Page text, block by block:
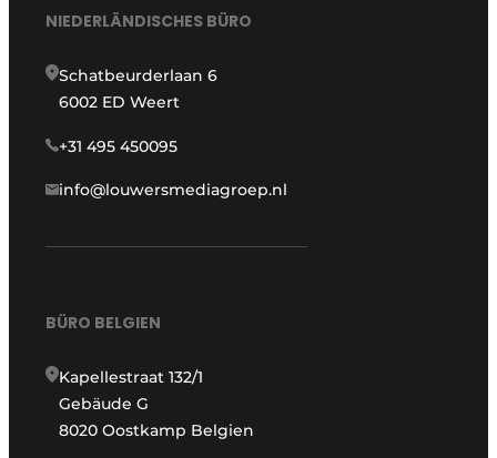
NIEDERLÄNDISCHES BÜRO
Schatbeurderlaan 6
6002 ED Weert
+31 495 450095
info@louwersmediagroep.nl
BÜRO BELGIEN
Kapellestraat 132/1
Gebäude G
8020 Oostkamp Belgien